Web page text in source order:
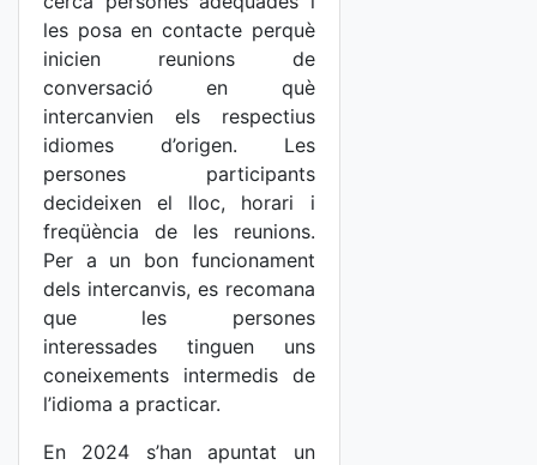
les posa en contacte perquè
inicien reunions de
conversació en què
intercanvien els respectius
idiomes d’origen. Les
persones participants
decideixen el lloc, horari i
freqüència de les reunions.
Per a un bon funcionament
dels intercanvis, es recomana
que les persones
interessades tinguen uns
coneixements intermedis de
l’idioma a practicar.
En 2024 s’han apuntat un